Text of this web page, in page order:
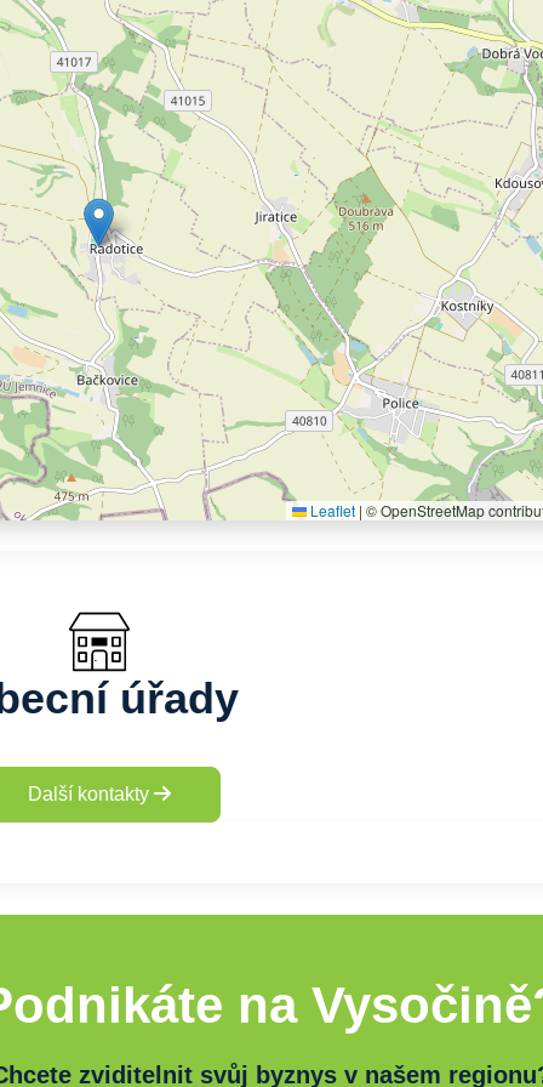
Leaflet | © OpenStreetMap
úřady
Další kontakty
na
zviditelnit svůj byznys v našem